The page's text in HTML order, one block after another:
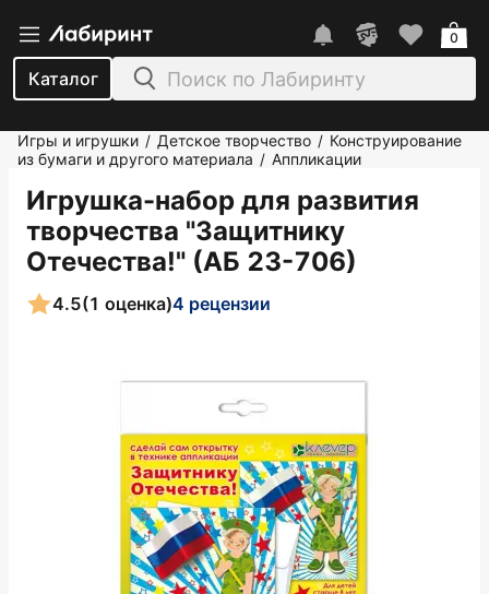
Каталог
0
Игры и игрушки / Детское творчество / Конструирование
из бумаги и другого материала / Аппликации
Игрушка-набор для развития
творчества "Защитнику
Отечества!" (АБ 23-706)
4.5(1 оценка)4 рецензии